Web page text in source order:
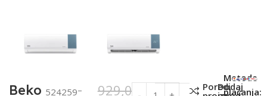
Beko 524259–
929,00
KM
PorediDodaj
Metode
plaćanja: